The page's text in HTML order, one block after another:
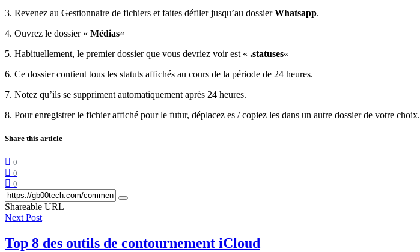
3. Revenez au Gestionnaire de fichiers et faites défiler jusqu’au dossierWhatsapp.
4. Ouvrez le dossier « Médias«
5. Habituellement, le premier dossier que vous devriez voir est « .statuses«
6. Ce dossier contient tous les statuts affichés au cours de la période de 24 heures.
7. Notez qu’ils se suppriment automatiquement après 24 heures.
8. Pour enregistrer le fichier affiché pour le futur, déplacez es / copiez les dans un autre dossier de votre choix.
Share this article
0
0
0
Shareable URL
Next Post
Top 8 des outils de contournement iCloud